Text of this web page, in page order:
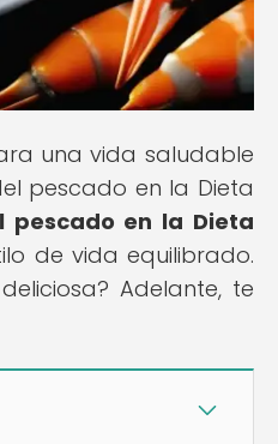
una vida saludable
pescado en la Dieta
pescado en la Dieta
de vida equilibrado.
Adelante, te